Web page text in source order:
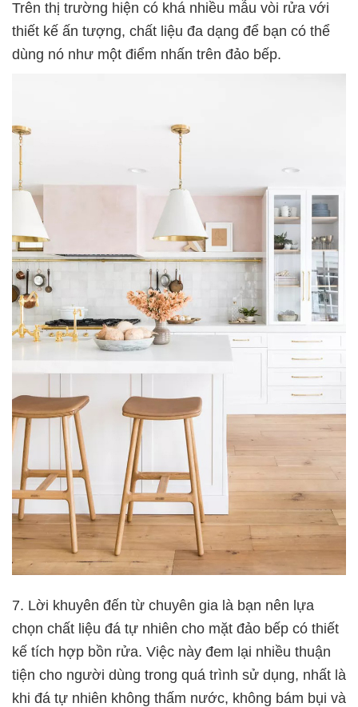
Trên thị trường hiện có khá nhiều mẫu vòi rửa với
thiết kế ấn tượng, chất liệu đa dạng để bạn có thể
dùng nó như một điểm nhấn trên đảo bếp.
7. Lời khuyên đến từ chuyên gia là bạn nên lựa
chọn chất liệu đá tự nhiên cho mặt đảo bếp có thiết
kế tích hợp bồn rửa. Việc này đem lại nhiều thuận
tiện cho người dùng trong quá trình sử dụng, nhất là
khi đá tự nhiên không thấm nước, không bám bụi và